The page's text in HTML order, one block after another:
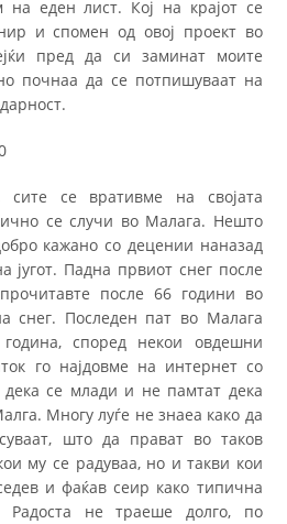
еден лист. Кој на крајот се
и спомен од овој проект во
пред да си заминат моите
почнаа да се потпишуваат на
сите се вративме на својата
се случи во Малага. Нешто
кажано со децении наназад
југот. Падна првиот снег после
после 66 години во
снег. Последен пат во Малага
според некои овдешни
го најдовме на интернет со
дека се млади и не памтат дека
Многу луѓе не знаеа како да
што да прават во таков
му се радуваа, но и такви кои
и фаќав сеир како типична
Радоста не траеше долго, по